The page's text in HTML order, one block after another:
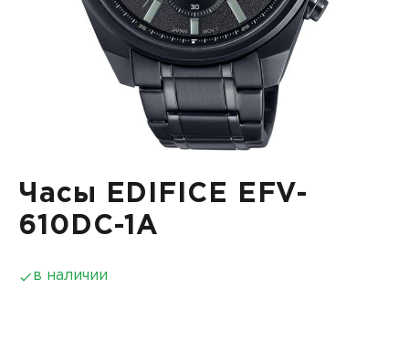
Часы EDIFICE EFV-
610DC-1A
в наличии